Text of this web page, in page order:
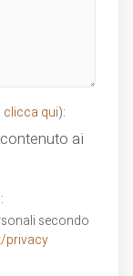
clicca qui):
ai
secondo
privacy